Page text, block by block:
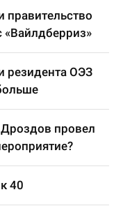
правительство
«Вайлдберриз»
резидента ОЭЗ
провел
40